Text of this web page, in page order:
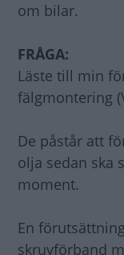
om bilar.
FRÅGA:
Läste till min
fälgmontering
De påstår att
olja sedan ska
moment.
En
skruvförband